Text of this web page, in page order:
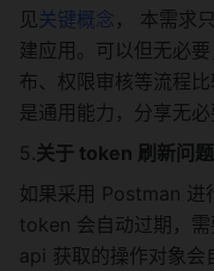
tFolderToken)
if err !=
见关键概念 ， 本需求
建应用。可以但无必
布、权限审核等流程
是通用能力，分享无必
5.关于 token 刷新问题
如果采用 Postman 进
token 会自动过期，
api 获取的操作对象会